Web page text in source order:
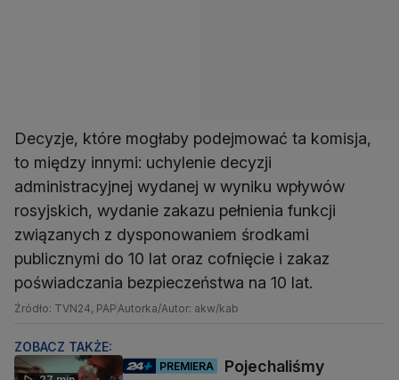
Decyzje, które mogłaby podejmować ta komisja,
to między innymi: uchylenie decyzji
administracyjnej wydanej w wyniku wpływów
rosyjskich, wydanie zakazu pełnienia funkcji
związanych z dysponowaniem środkami
publicznymi do 10 lat oraz cofnięcie i zakaz
poświadczania bezpieczeństwa na 10 lat.
Źródło: TVN24, PAPAutorka/Autor: akw/kab
ZOBACZ TAKŻE:
PREMIERA
Pojechaliśmy